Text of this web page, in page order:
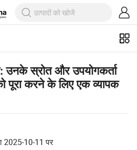
उनके स्रोत और उपयोगकर्ता
करने के लिए एक व्यापक
2025-10-11 पर